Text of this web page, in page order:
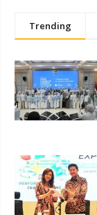
Trending